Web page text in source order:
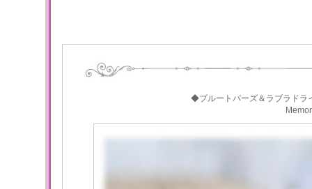
◆ブルートパーズ＆ラブラドラ